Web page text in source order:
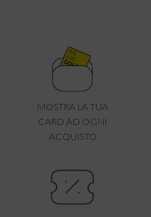
MOSTRA LA TUA
CARD AD OGNI
ACQUISTO